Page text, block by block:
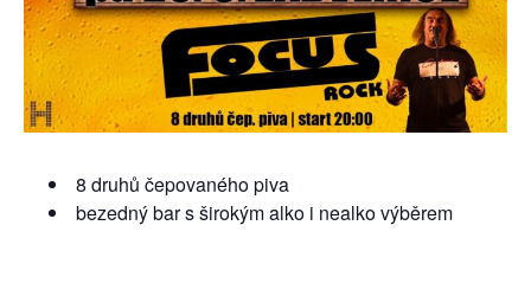
8 druhů čepovaného piva
bezedný bar s širokým alko i nealko výběrem